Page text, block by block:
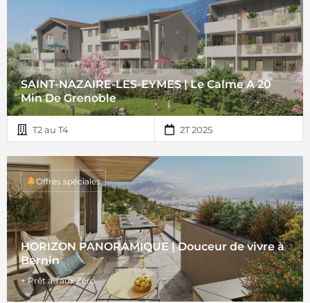
SAINT-NAZAIRE-LES-EYMES | Le Calme A 20
Min De Grenoble
T2 au T4 2T 2025
HORIZON PANORAMIQUE | Douceur de vivre à
Bernin
+ Prêt à Taux Zéro
Offres spéciales